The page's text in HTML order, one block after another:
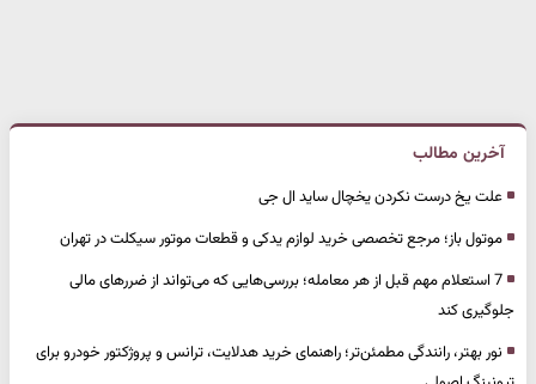
آخرین مطالب
علت یخ درست نکردن یخچال ساید ال جی
موتول باز؛ مرجع تخصصی خرید لوازم یدکی و قطعات موتور سیکلت در تهران
7 استعلام مهم قبل از هر معامله؛ بررسی‌هایی که می‌تواند از ضررهای مالی
جلوگیری کند
نور بهتر، رانندگی مطمئن‌تر؛ راهنمای خرید هدلایت، ترانس و پروژکتور خودرو برای